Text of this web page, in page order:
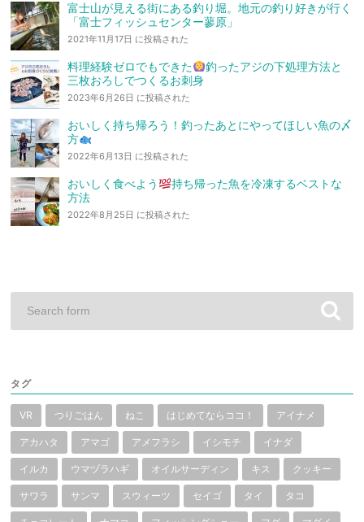
富士山が見える街にある釣り堀。地元の釣り好きが行く
「富士フィッシュセンター蓼原」
2021年11月17日 に投稿された
料理経験ゼロでもできた
釣ったアジの下処理方法と
三枚おろしでつくるお刺身
2023年6月26日 に投稿された
おいしく持ち帰ろう！釣ったあとにやってほしい魚の〆
方
2022年6月13日 に投稿された
おいしく食べよう
持ち帰った魚を冷凍するベストな
方法
2022年8月25日 に投稿された
タグ
VR つりごはん ねこ はじめてならココ！ アイナメ
アカハタ アマゴ アメフラシ イシモチ イナダ
イルカ ウマヅラハギ オイルサーディン キス クッキー
サワラ サンマ スウィーツ セイゴ タイ タコ